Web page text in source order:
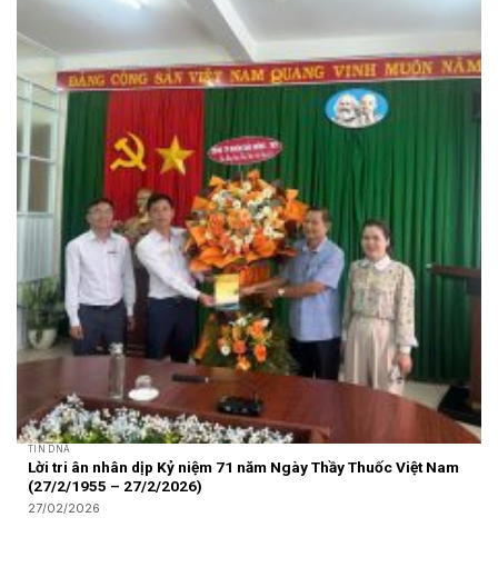
TIN DNA
Lời tri ân nhân dịp Kỷ niệm 71 năm Ngày Thầy Thuốc Việt Nam
(27/2/1955 – 27/2/2026)
27/02/2026